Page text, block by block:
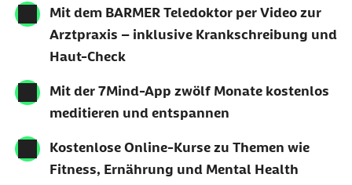
Mit dem BARMER Teledoktor per Video zur
Arztpraxis – inklusive Krankschreibung und
Haut-Check
Mit der 7Mind-App zwölf Monate kostenlos
meditieren und entspannen
Kostenlose Online-Kurse zu Themen wie
Fitness, Ernährung und Mental Health